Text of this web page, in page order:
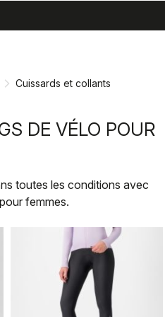
Cuissards et collants
DE VÉLO POUR
toutes les conditions avec
femmes.